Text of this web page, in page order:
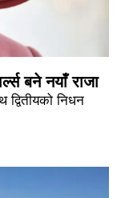
बने नयाँ राजा
द्वितीयको निधन